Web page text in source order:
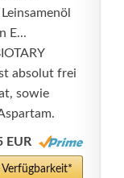
E...
absolut frei
sowie
EUR
Verfügbarkeit*